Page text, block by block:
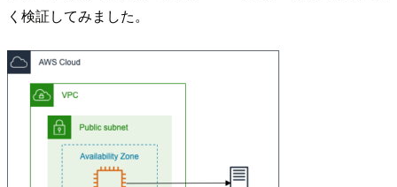
く検証してみました。